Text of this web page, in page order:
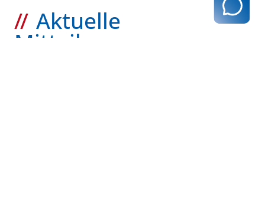
Aktuelle
Mitteilungen